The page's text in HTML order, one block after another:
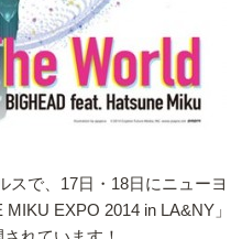
スで、17日・18日にニューヨ
EXPO 2014 in LA&NY」